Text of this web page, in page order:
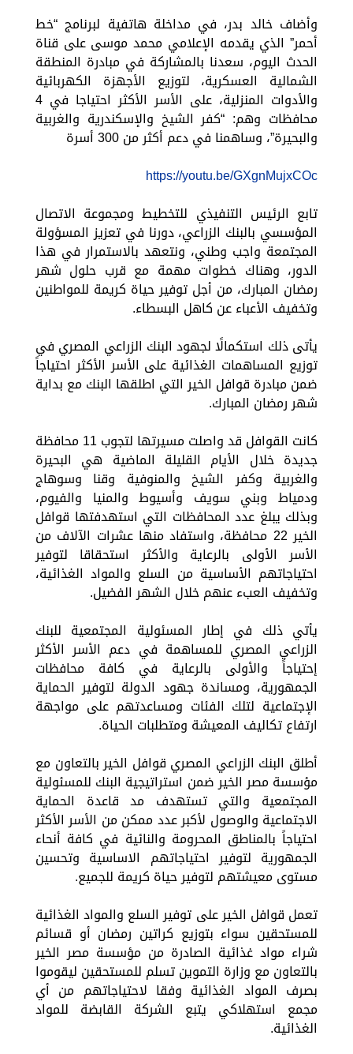
وأضاف خالد بدر، في مداخلة هاتفية لبرنامج “خط
أحمر” الذي يقدمه الإعلامي محمد موسى على قناة
الحدث اليوم، سعدنا بالمشاركة في مبادرة المنطقة
الشمالية العسكرية، لتوزيع الأجهزة الكهربائية
والأدوات المنزلية، على الأسر الأكثر احتياجا في 4
محافظات وهم: “كفر الشيخ والإسكندرية والغربية
والبحيرة”، وساهمنا في دعم أكثر من 300 أسرة
https://youtu.be/GXgnMujxCOc
تابع الرئيس التنفيذي للتخطيط ومجموعة الاتصال
المؤسسي بالبنك الزراعي، دورنا في تعزيز المسؤولة
المجتمعة واجب وطني، ونتعهد بالاستمرار في هذا
الدور، وهناك خطوات مهمة مع قرب حلول شهر
رمضان المبارك، من أجل توفير حياة كريمة للمواطنين
وتخفيف الأعباء عن كاهل البسطاء.
يأتى ذلك استكمالًا لجهود البنك الزراعي المصري في
توزيع المساهمات الغذائية على الأسر الأكثر احتياجاً
ضمن مبادرة قوافل الخير التي اطلقها البنك مع بداية
شهر رمضان المبارك.
كانت القوافل قد واصلت مسيرتها لتجوب 11 محافظة
جديدة خلال الأيام القليلة الماضية هي البحيرة
والغربية وكفر الشيخ والمنوفية وقنا وسوهاج
ودمياط وبني سويف وأسيوط والمنيا والفيوم،
وبذلك يبلغ عدد المحافظات التي استهدفتها قوافل
الخير 22 محافظة، واستفاد منها عشرات الآلاف من
الأسر الأولى بالرعاية والأكثر استحقاقا لتوفير
احتياجاتهم الأساسية من السلع والمواد الغذائية،
وتخفيف العبء عنهم خلال الشهر الفضيل.
يأتي ذلك في إطار المسئولية المجتمعية للبنك
الزراعي المصري للمساهمة في دعم الأسر الأكثر
إحتياجاً والأولى بالرعاية في كافة محافظات
الجمهورية، ومساندة جهود الدولة لتوفير الحماية
الإجتماعية لتلك الفئات ومساعدتهم على مواجهة
ارتفاع تكاليف المعيشة ومتطلبات الحياة.
أطلق البنك الزراعي المصري قوافل الخير بالتعاون مع
مؤسسة مصر الخير ضمن استراتيجية البنك للمسئولية
المجتمعية والتي تستهدف مد قاعدة الحماية
الاجتماعية والوصول لأكبر عدد ممكن من الأسر الأكثر
احتياجاً بالمناطق المحرومة والنائية في كافة أنحاء
الجمهورية لتوفير احتياجاتهم الاساسية وتحسين
مستوى معيشتهم لتوفير حياة كريمة للجميع.
تعمل قوافل الخير على توفير السلع والمواد الغذائية
للمستحقين سواء بتوزيع كراتين رمضان أو قسائم
شراء مواد غذائية الصادرة من مؤسسة مصر الخير
بالتعاون مع وزارة التموين تسلم للمستحقين ليقوموا
بصرف المواد الغذائية وفقا لاحتياجاتهم من أي
مجمع استهلاكي يتبع الشركة القابضة للمواد
الغذائية.